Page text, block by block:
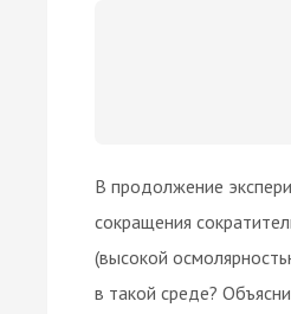
В продолжение
сокращения
(высокой
в такой среде?